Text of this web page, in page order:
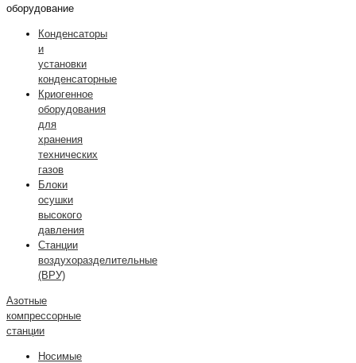
оборудование
Конденсаторы
и
установки
конденсаторные
Криогенное
оборудования
для
хранения
технических
газов
Блоки
осушки
высокого
давления
Станции
воздухоразделительные
(ВРУ)
Азотные
компрессорные
станции
Носимые